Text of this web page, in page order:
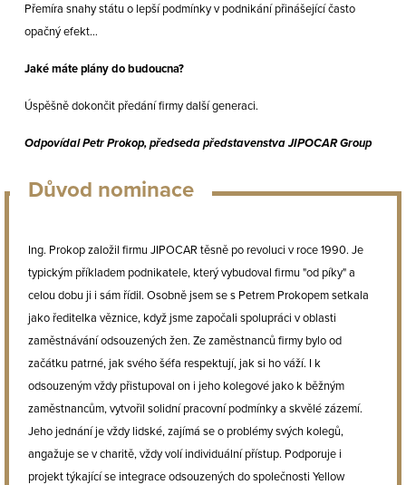
Přemíra snahy státu o lepší podmínky v podnikání přinášející často
opačný efekt…
Jaké máte plány do budoucna?
Úspěšně dokončit předání firmy další generaci.
Odpovídal Petr Prokop, předseda představenstva JIPOCAR Group
Důvod nominace
Ing. Prokop založil firmu JIPOCAR těsně po revoluci v roce 1990. Je
typickým příkladem podnikatele, který vybudoval firmu "od píky" a
celou dobu ji i sám řídil. Osobně jsem se s Petrem Prokopem setkala
jako ředitelka věznice, když jsme započali spolupráci v oblasti
zaměstnávání odsouzených žen. Ze zaměstnanců firmy bylo od
začátku patrné, jak svého šéfa respektují, jak si ho váží. I k
odsouzeným vždy přistupoval on i jeho kolegové jako k běžným
zaměstnancům, vytvořil solidní pracovní podmínky a skvělé zázemí.
Jeho jednání je vždy lidské, zajímá se o problémy svých kolegů,
angažuje se v charitě, vždy volí individuální přístup. Podporuje i
projekt týkající se integrace odsouzených do společnosti Yellow